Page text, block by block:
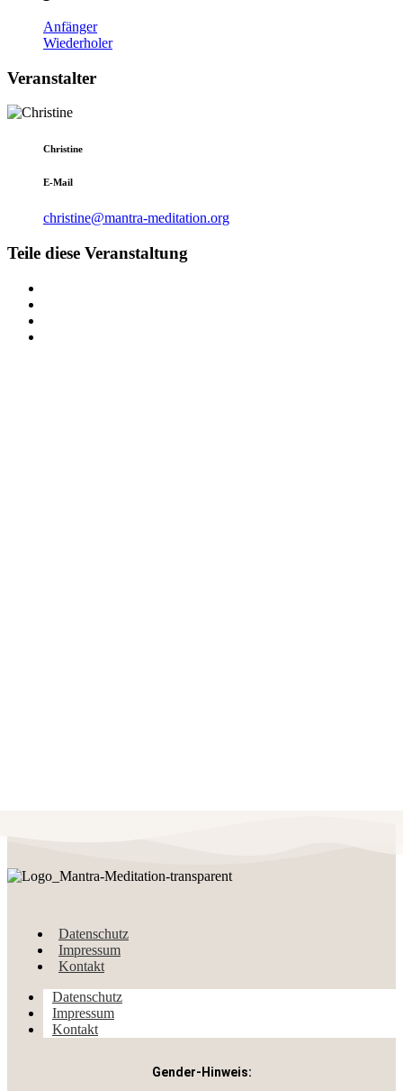
Anfänger
Wiederholer
Veranstalter
Christine
E-Mail
christine@mantra-meditation.org
Teile diese Veranstaltung
Datenschutz
Impressum
Kontakt
Datenschutz
Impressum
Kontakt
Gender-Hinweis: